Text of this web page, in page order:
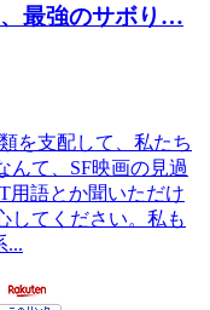
最強のサボり…
を支配して、私たち
んて、SF映画の見過
用語とか聞いただけ
してください。私も
...